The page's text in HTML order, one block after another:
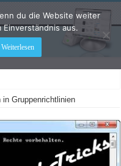
2
in Gruppenrichtlinien
du die Website weiter
aus.
Weiterlesen